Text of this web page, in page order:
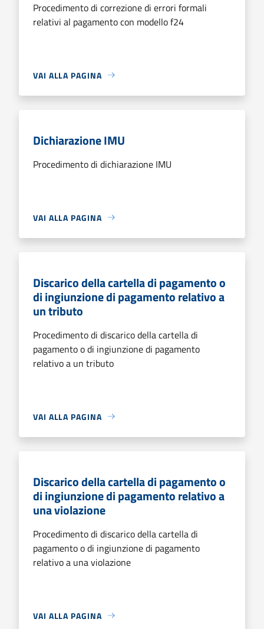
Procedimento di correzione di errori formali
relativi al pagamento con modello f24
VAI ALLA PAGINA
Dichiarazione IMU
Procedimento di dichiarazione IMU
VAI ALLA PAGINA
Discarico della cartella di pagamento o
di ingiunzione di pagamento relativo a
un tributo
Procedimento di discarico della cartella di
pagamento o di ingiunzione di pagamento
relativo a un tributo
VAI ALLA PAGINA
Discarico della cartella di pagamento o
di ingiunzione di pagamento relativo a
una violazione
Procedimento di discarico della cartella di
pagamento o di ingiunzione di pagamento
relativo a una violazione
VAI ALLA PAGINA